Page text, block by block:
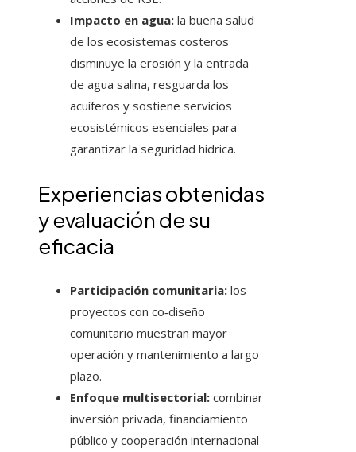
Impacto en agua: la buena salud
de los ecosistemas costeros
disminuye la erosión y la entrada
de agua salina, resguarda los
acuíferos y sostiene servicios
ecosistémicos esenciales para
garantizar la seguridad hídrica.
Experiencias obtenidas
y evaluación de su
eficacia
Participación comunitaria: los
proyectos con co‑diseño
comunitario muestran mayor
operación y mantenimiento a largo
plazo.
Enfoque multisectorial: combinar
inversión privada, financiamiento
público y cooperación internacional